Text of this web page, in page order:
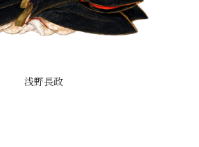
浅野長政